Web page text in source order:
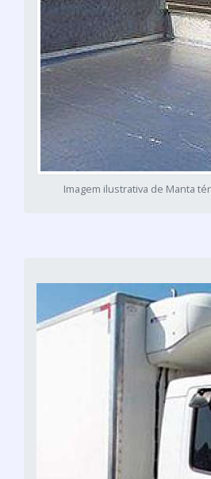
Imagem ilustrativa de Manta